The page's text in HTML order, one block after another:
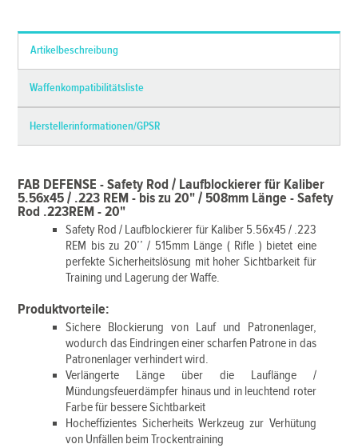
Artikelbeschreibung
Waffenkompatibilitätsliste
Herstellerinformationen/GPSR
FAB DEFENSE - Safety Rod / Laufblockierer für Kaliber
5.56x45 / .223 REM - bis zu 20" / 508mm Länge - Safety
Rod .223REM - 20"
Safety Rod / Laufblockierer für Kaliber 5.56x45 / .223
REM bis zu 20’’ / 515mm Länge ( Rifle ) bietet eine
perfekte Sicherheitslösung mit hoher Sichtbarkeit für
Training und Lagerung der Waffe.
Produktvorteile:
Sichere Blockierung von Lauf und Patronenlager,
wodurch das Eindringen einer scharfen Patrone in das
Patronenlager verhindert wird.
Verlängerte Länge über die Lauflänge /
Mündungsfeuerdämpfer hinaus und in leuchtend roter
Farbe für bessere Sichtbarkeit
Hocheffizientes Sicherheits Werkzeug zur Verhütung
von Unfällen beim Trockentraining